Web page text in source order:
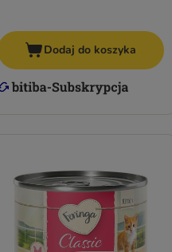
Dodaj do koszyka